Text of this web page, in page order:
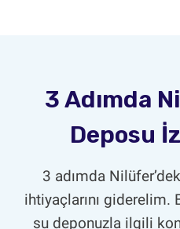
3 Adımda
Deposu
3 adımda
ihtiyaçlarını
su deponuzla ilgili